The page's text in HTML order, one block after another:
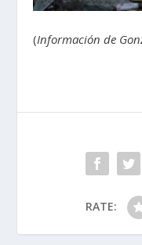
(Información de
RATE: